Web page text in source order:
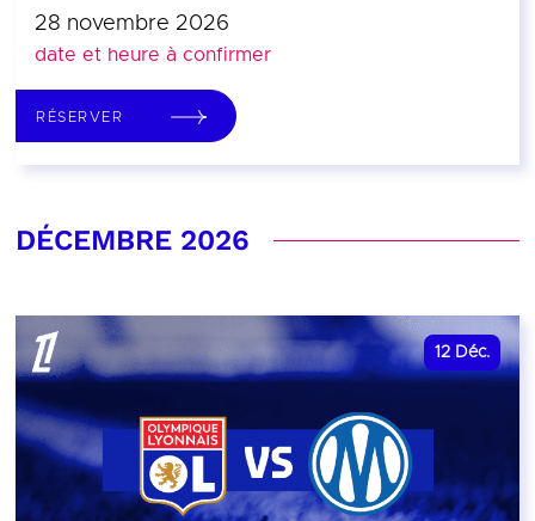
28 novembre 2026
date et heure à confirmer
RÉSERVER
DÉCEMBRE 2026
12 Déc.